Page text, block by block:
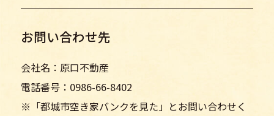
お問い合わせ先
会社名：原口不動産
電話番号：0986-66-8402
※「都城市空き家バンクを見た」とお問い合わせく